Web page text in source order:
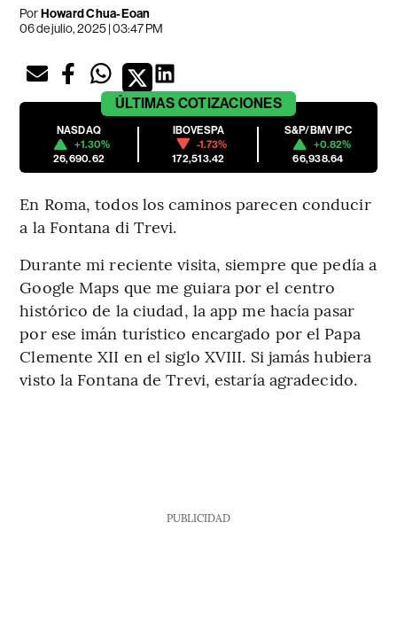
PorHoward Chua-Eoan
06 de julio, 2025 | 03:47 PM
ÚLTIMAS COTIZACIONES
NASDAQ
+1.30%
26,690.62
IBOVESPA
-1.73%
172,513.42
S&P/BMV IPC
+0.82%
66,938.64
En Roma, todos los caminos parecen conducir
a la Fontana di Trevi.
Durante mi reciente visita, siempre que pedía a
Google Maps que me guiara por el centro
histórico de la ciudad, la app me hacía pasar
por ese imán turístico encargado por el Papa
Clemente XII en el siglo XVIII. Si jamás hubiera
visto la Fontana de Trevi, estaría agradecido.
PUBLICIDAD